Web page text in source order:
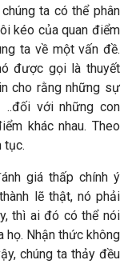
ta có thể phân
kéo của quan điểm
ta về một vấn đề.
được gọi là thuyết
cho rằng những sự
..đối với những con
khác nhau. Theo
tục.
giá thấp chính ý
lẽ thật, nó phải
thì ai đó có thể nói
họ. Nhận thức không
chúng ta thảy đều